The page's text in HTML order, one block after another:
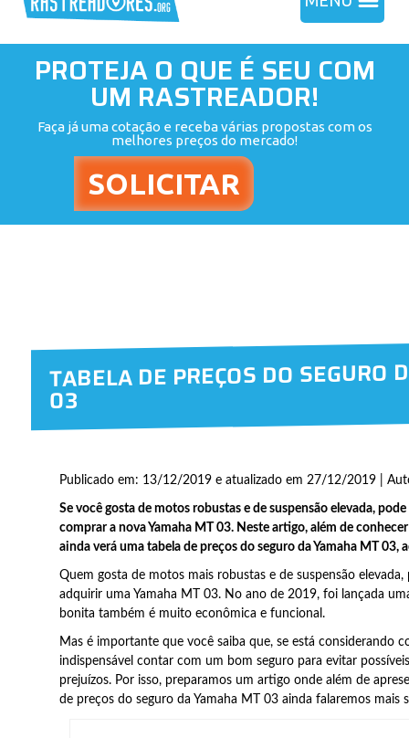
PROTEJA O QUE É SEU COM
UM RASTREADOR!
Faça já uma cotação e receba várias propostas com os
melhores preços do mercado!
TABELA DE PREÇOS DO SEGURO
03
Publicado em: 13/12/2019 e atualizado em 27/12/2019 |
Se você gosta de motos robustas e de suspensão elevada,
comprar a nova Yamaha MT 03. Neste artigo, além de
ainda verá uma tabela de preços do seguro da Yamaha MT 03,
Quem gosta de motos mais robustas e de suspensão
adquirir uma Yamaha MT 03. No ano de 2019, foi lançada
bonita também é muito econômica e funcional.
Mas é importante que você saiba que, se está considerando
indispensável contar com um bom seguro para evitar
prejuízos. Por isso, preparamos um artigo onde além de
de preços do seguro da Yamaha MT 03 ainda falaremos mais